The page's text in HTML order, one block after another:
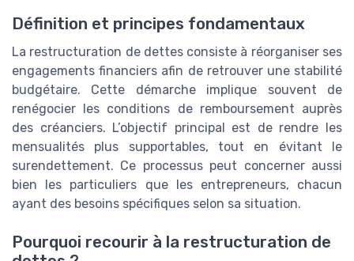
Définition et principes fondamentaux
La restructuration de dettes consiste à réorganiser ses
engagements financiers afin de retrouver une stabilité
budgétaire. Cette démarche implique souvent de
renégocier les conditions de remboursement auprès
des créanciers. L’objectif principal est de rendre les
mensualités plus supportables, tout en évitant le
surendettement. Ce processus peut concerner aussi
bien les particuliers que les entrepreneurs, chacun
ayant des besoins spécifiques selon sa situation.
Pourquoi recourir à la restructuration de